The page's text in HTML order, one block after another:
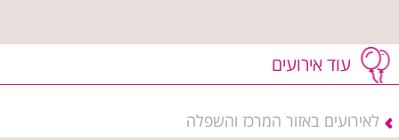
עוד אירועים
לאירועים באזור המרכז והשפלה